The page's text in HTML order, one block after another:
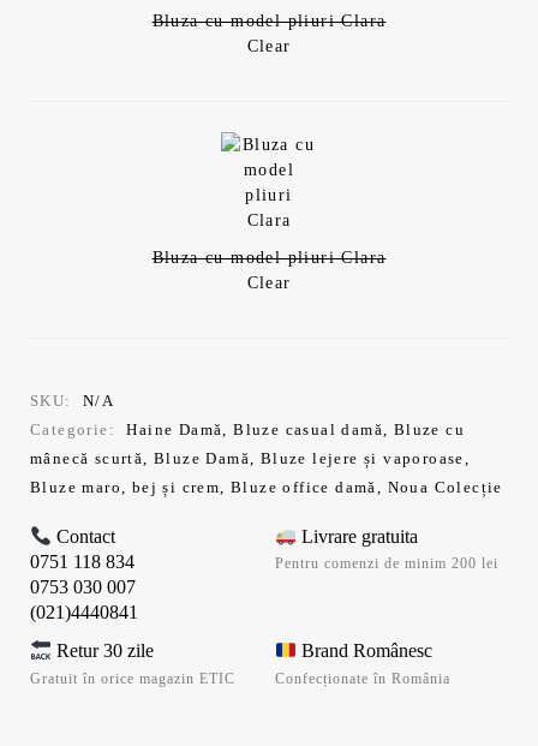
Bluza cu model pliuri Clara
Clear
Bluza cu model pliuri Clara
Clear
SKU:
N/A
Categorie:
Haine Damă,Bluze casual damă, Bluze cu
mânecă scurtă,Bluze Damă, Bluze lejere și vaporoase,
Bluze maro, bej și crem,Bluze office damă, Noua Colecție
Contact
0751 118 834
0753 030 007
(021)4440841
Livrare gratuita
Pentru comenzi de minim 200 lei
Retur 30 zile
Gratuit în orice magazin ETIC
Brand Românesc
Confecționate în România